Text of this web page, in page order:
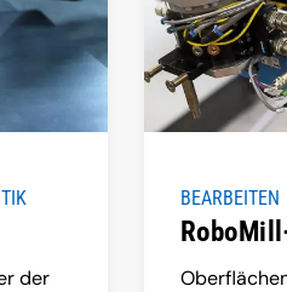
der
BEARBEITEN